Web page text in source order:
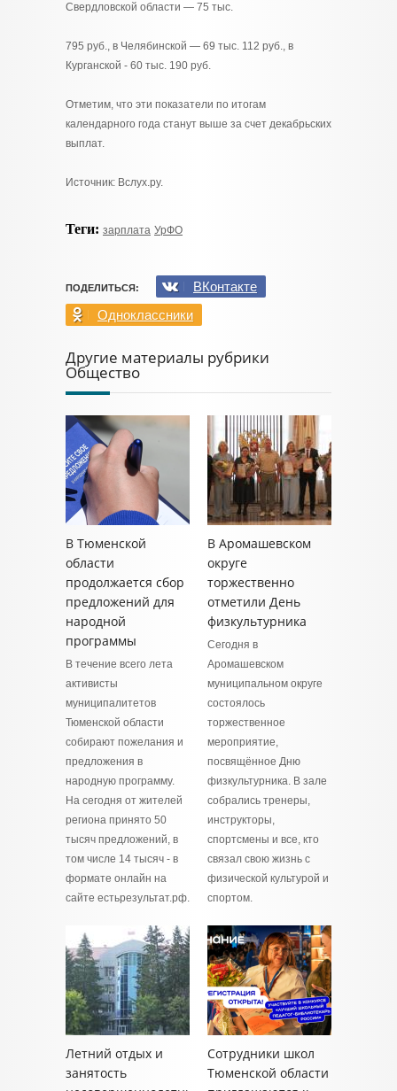
Свердловской области — 75 тыс.
795 руб., в Челябинской — 69 тыс. 112 руб., в
Курганской - 60 тыс. 190 руб.
Отметим, что эти показатели по итогам
календарного года станут выше за счет декабрьских
выплат.
Источник: Вслух.ру.
Теги: зарплата УрФО
ПОДЕЛИТЬСЯ:
ВКонтакте
Одноклассники
Другие материалы рубрики
Общество
В Тюменской
области
продолжается сбор
предложений для
народной
программы
В течение всего лета
активисты
муниципалитетов
Тюменской области
собирают пожелания и
предложения в
народную программу.
На сегодня от жителей
региона принято 50
тысяч предложений, в
том числе 14 тысяч - в
формате онлайн на
сайте естьрезультат.рф.
В Аромашевском
округе
торжественно
отметили День
физкультурника
Сегодня в
Аромашевском
муниципальном округе
состоялось
торжественное
мероприятие,
посвящённое Дню
физкультурника. В зале
собрались тренеры,
инструкторы,
спортсмены и все, кто
связал свою жизнь с
физической культурой и
спортом.
Летний отдых и
занятость
Сотрудники школ
Тюменской области